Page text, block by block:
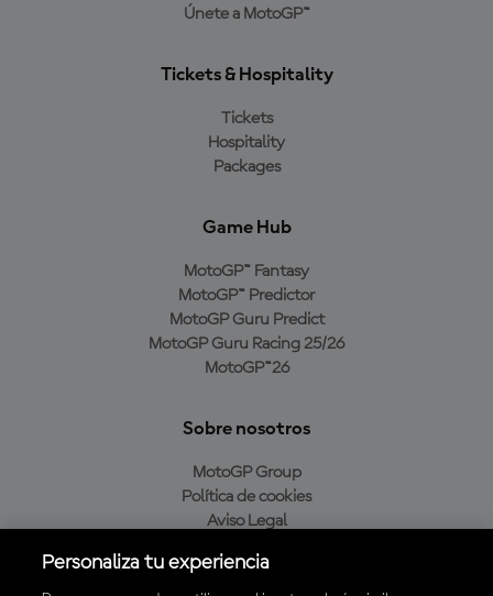
Únete a MotoGP™
Tickets & Hospitality
Tickets
Hospitality
Packages
Game Hub
MotoGP™ Fantasy
MotoGP™ Predictor
MotoGP Guru Predict
MotoGP Guru Racing 25/26
MotoGP™26
Sobre nosotros
MotoGP Group
Política de cookies
Aviso Legal
Política de compra
Personaliza tu experiencia